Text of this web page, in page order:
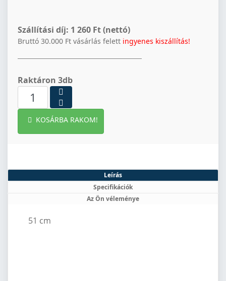
Szállítási díj: 1 260 Ft (nettó)
Bruttó 30.000 Ft vásárlás felett ingyenes kiszállítás!
Raktáron 3db
KOSÁRBA RAKOM!
Leírás
Specifikációk
Az Ön véleménye
51 cm